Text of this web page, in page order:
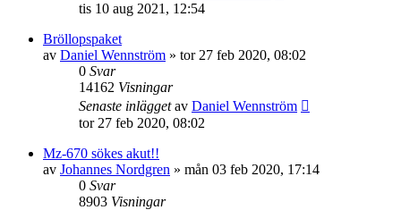
tis 10 aug 2021, 12:54
Bröllopspaket
av Daniel Wennström » tor 27 feb 2020, 08:02
0 Svar
14162 Visningar
Senaste inläggetav Daniel Wennström
tor 27 feb 2020, 08:02
Mz-670 sökes akut!!
av Johannes Nordgren » mån 03 feb 2020, 17:14
0 Svar
8903 Visningar